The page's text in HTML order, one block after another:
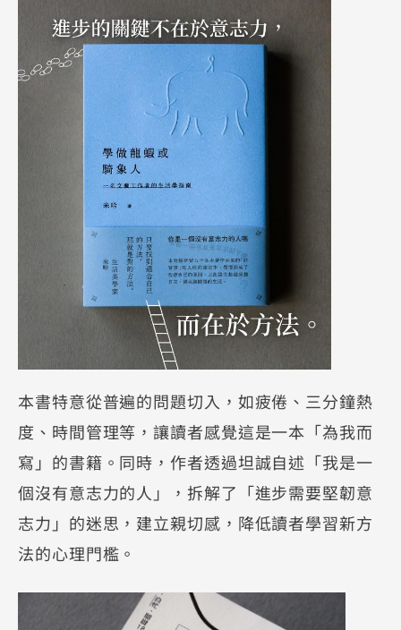
本書特意從普遍的問題切入，如疲倦、三分鐘熱
度、時間管理等，讓讀者感覺這是一本「為我而
寫」的書籍。同時，作者透過坦誠自述「我是一
個沒有意志力的人」，拆解了「進步需要堅韌意
志力」的迷思，建立親切感，降低讀者學習新方
法的心理門檻。